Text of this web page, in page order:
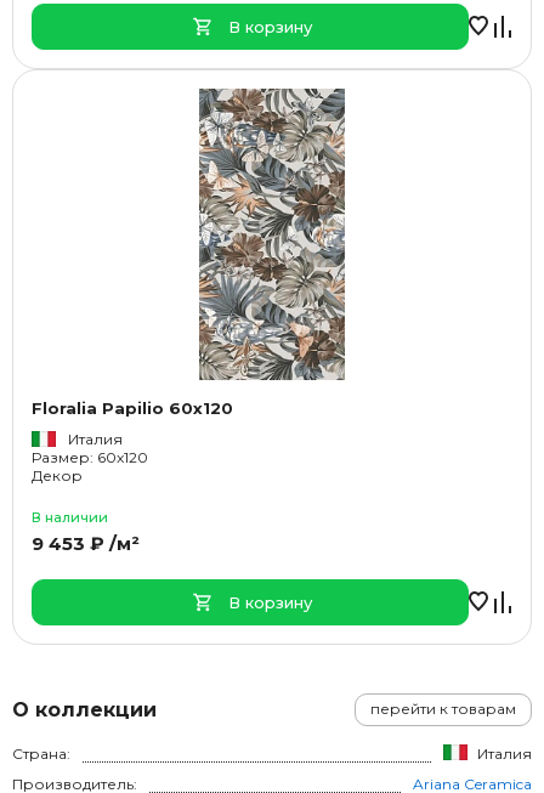
О коллекции перейти к товарам
Страна:
Италия
Производитель:
Ariana Ceramica
В корзину
Floralia Papilio 60x120
Италия
Размер: 60x120
Декор
В наличии
9 453 ₽ /м²
В корзину